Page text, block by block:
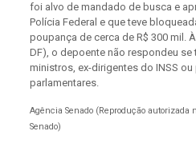
foi alvo de mandado de busca e
Polícia Federal e que teve
poupança de cerca de R$ 300 mil.
DF), o depoente não respondeu
ministros, ex-dirigentes do INSS ou
parlamentares.
Agência Senado (Reprodução autorizada
Senado)